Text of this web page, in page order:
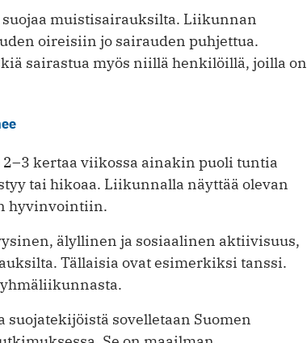
muistisairauksilta. Liikunnan
oireisiin jo sairauden puhjettua.
sairastua myös niillä henkilöillä, joilla on
kertaa viikossa ainakin puoli tuntia
tai hikoaa. Liikunnalla näyttää olevan
hyvinvointiin.
älyllinen ja sosiaalinen aktiivisuus,
Tällaisia ovat esimerkiksi tanssi.
sovelletaan Suomen